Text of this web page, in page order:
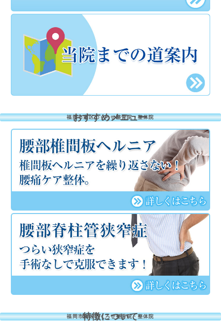
福岡市南区のくろせ整骨院・整体院
おすすめメニュー
福岡市南区のくろせ整骨院・整体院
特徴について